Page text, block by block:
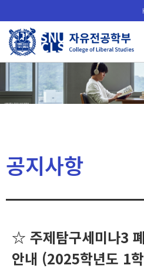
로
메
공지사항
☆ 주제탐구세미나3
안내 (2025학년도 1